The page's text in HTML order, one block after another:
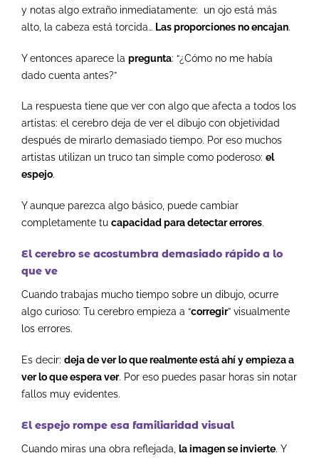
y notas algo extraño inmediatamente: un ojo está más
alto, la cabeza está torcida… Las proporciones no encajan.
Y entonces aparece la pregunta: “¿Cómo no me había
dado cuenta antes?”
La respuesta tiene que ver con algo que afecta a todos los
artistas: el cerebro deja de ver el dibujo con objetividad
después de mirarlo demasiado tiempo. Por eso muchos
artistas utilizan un truco tan simple como poderoso: el
espejo.
Y aunque parezca algo básico, puede cambiar
completamente tu capacidad para detectar errores.
El cerebro se acostumbra demasiado rápido a lo
que ve
Cuando trabajas mucho tiempo sobre un dibujo, ocurre
algo curioso: Tu cerebro empieza a “corregir” visualmente
los errores.
Es decir: deja de ver lo que realmente está ahí y empieza a
ver lo que espera ver. Por eso puedes pasar horas sin notar
fallos muy evidentes.
El espejo rompe esa familiaridad visual
Cuando miras una obra reflejada, la imagen se invierte. Y